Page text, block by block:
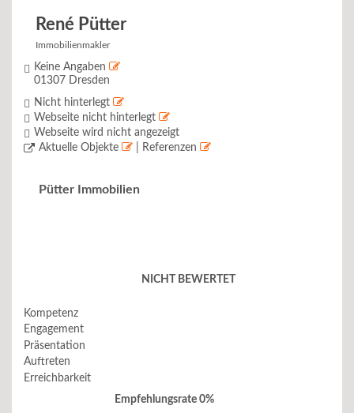
René Pütter
Immobilienmakler
Keine Angaben
01307 Dresden
Nicht hinterlegt
Webseite nicht hinterlegt
Webseite wird nicht angezeigt
Aktuelle Objekte
| Referenzen
Pütter Immobilien
NICHT BEWERTET
Kompetenz
Engagement
Präsentation
Auftreten
Erreichbarkeit
Empfehlungsrate 0%